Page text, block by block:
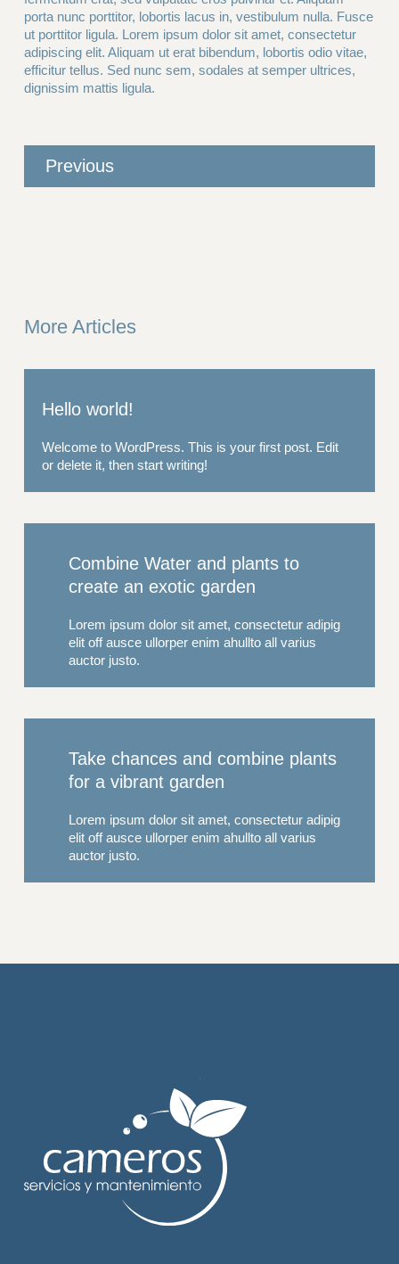
porta nunc porttitor, lobortis lacus in, vestibulum nulla. Fusce
ut porttitor ligula. Lorem ipsum dolor sit amet, consectetur
adipiscing elit. Aliquam ut erat bibendum, lobortis odio vitae,
efficitur tellus. Sed nunc sem, sodales at semper ultrices,
dignissim mattis ligula.
Previous
More Articles
Hello world!
Welcome to WordPress. This is your first post. Edit
or delete it, then start writing!
Combine Water and plants to
create an exotic garden
Lorem ipsum dolor sit amet, consectetur adipig
elit off ausce ullorper enim ahullto all varius
auctor justo.
Take chances and combine plants
for a vibrant garden
Lorem ipsum dolor sit amet, consectetur adipig
elit off ausce ullorper enim ahullto all varius
auctor justo.